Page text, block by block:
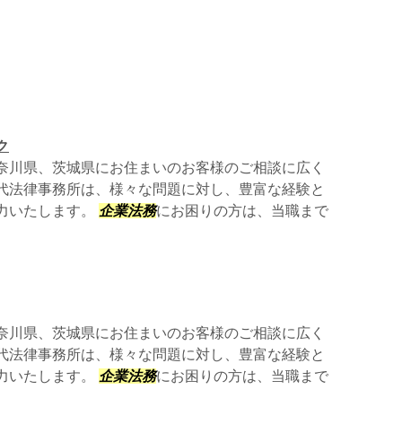
県、茨城県にお住まいのお客様のご相談に広く
法律事務所は、様々な問題に対し、豊富な経験と
いたします。 企業法務にお困りの方は、当職まで
県、茨城県にお住まいのお客様のご相談に広く
法律事務所は、様々な問題に対し、豊富な経験と
いたします。 企業法務にお困りの方は、当職まで